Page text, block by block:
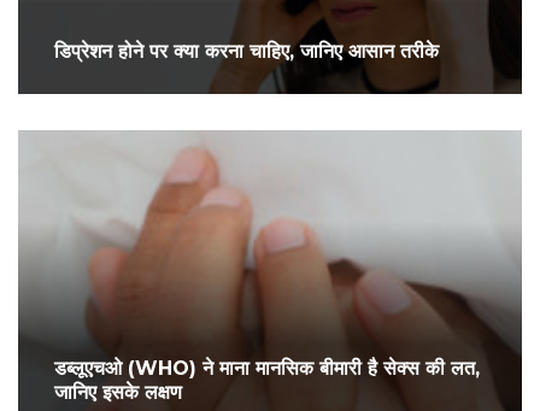
डिप्रेशन होने पर क्या करना चाहिए, जानिए आसान तरीके
डब्‍लूएचओ (WHO) ने माना मानसिक बीमारी है सेक्स की लत,
जानिए इसके लक्षण